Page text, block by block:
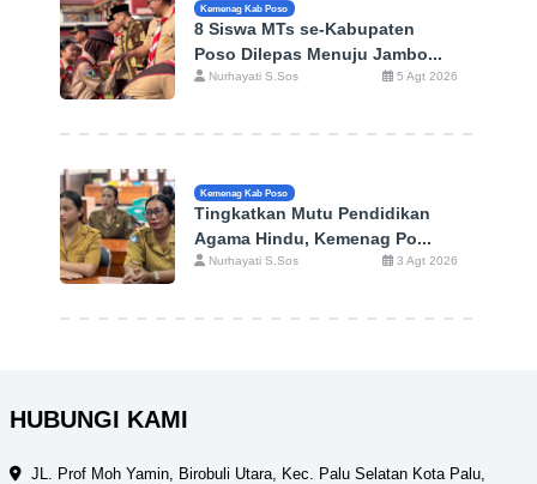
Kemenag Kab Poso
8 Siswa MTs se-Kabupaten
Poso Dilepas Menuju Jambo...
Nurhayati S.Sos 5 Agt 2026
Kemenag Kab Poso
Tingkatkan Mutu Pendidikan
Agama Hindu, Kemenag Po...
Nurhayati S.Sos 3 Agt 2026
HUBUNGI KAMI
JL. Prof Moh Yamin, Birobuli Utara, Kec. Palu Selatan Kota Palu,